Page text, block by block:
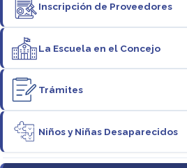
Inscripción de Proveedores
La Escuela en el Concejo
Trámites
Niños y Niñas Desaparecidos